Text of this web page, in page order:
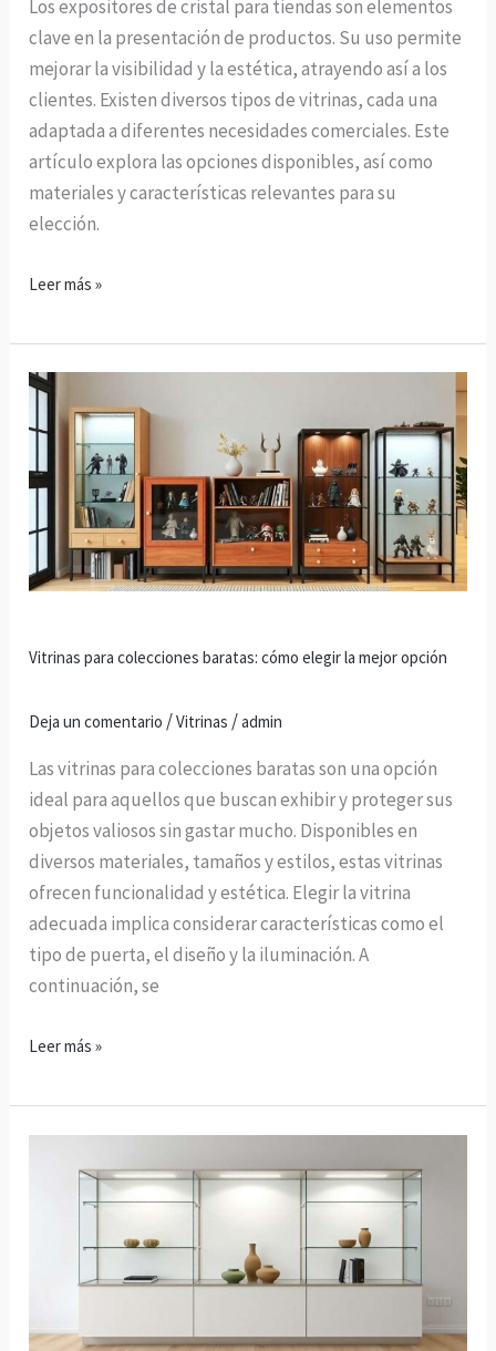
Los expositores de cristal para tiendas son elementos
clave en la presentación de productos. Su uso permite
mejorar la visibilidad y la estética, atrayendo así a los
clientes. Existen diversos tipos de vitrinas, cada una
adaptada a diferentes necesidades comerciales. Este
artículo explora las opciones disponibles, así como
materiales y características relevantes para su
elección.
Leer más »
Vitrinas para colecciones baratas: cómo elegir la mejor opción
Deja un comentario /Vitrinas /admin
Las vitrinas para colecciones baratas son una opción
ideal para aquellos que buscan exhibir y proteger sus
objetos valiosos sin gastar mucho. Disponibles en
diversos materiales, tamaños y estilos, estas vitrinas
ofrecen funcionalidad y estética. Elegir la vitrina
adecuada implica considerar características como el
tipo de puerta, el diseño y la iluminación. A
continuación, se
Vitrinas
colecciones
baratas:
elegir
la
Leer más »
expositora
para